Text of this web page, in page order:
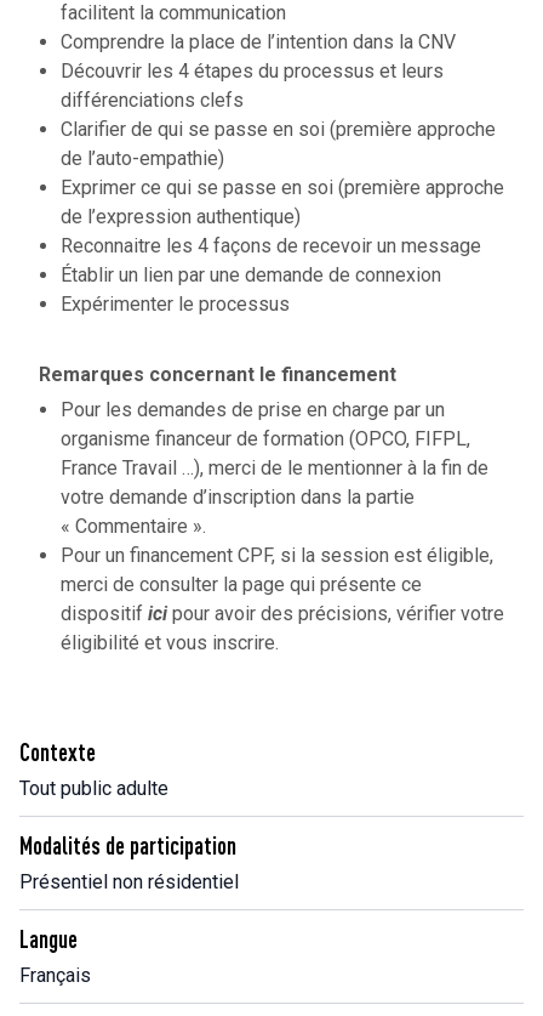
Contexte
Tout public adulte
Modalités de participation
Présentiel non résidentiel
Langue
Français
facilitent la communication
Comprendre la place de l’intention dans la CNV
Découvrir les 4 étapes du processus et leurs
différenciations clefs
Clarifier de qui se passe en soi (première approche
de l’auto-empathie)
Exprimer ce qui se passe en soi (première approche
de l’expression authentique)
Reconnaitre les 4 façons de recevoir un message
Établir un lien par une demande de connexion
Expérimenter le processus
Remarques concernant le financement
Pour les demandes de prise en charge par un
organisme financeur de formation (OPCO, FIFPL,
France Travail …), merci de le mentionner à la fin de
votre demande d’inscription dans la partie
« Commentaire ».
Pour un financement CPF, si la session est éligible,
merci de consulter la page qui présente ce
dispositif icipour avoir des précisions, vérifier votre
éligibilité et vous inscrire.